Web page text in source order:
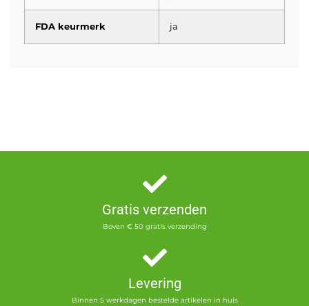
FDA keurmerk ja
Gratis verzenden
Boven € 50 gratis verzending
Levering
Binnen 5 werkdagen bestelde artikelen in huis